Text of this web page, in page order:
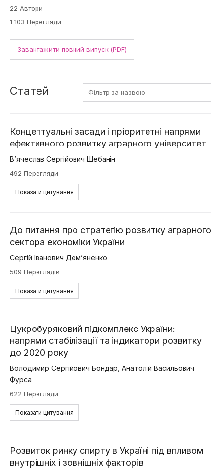
22 Автори
1 103 Перегляди
Завантажити повний випуск (PDF)
Статей
Концептуальні засади і пріоритетні напрями
ефективного розвитку аграрного університет
В’ячеслав Сергійович Шебанін
492 Перегляди
Показати цитування
До питання про стратегію розвитку аграрного
сектора економіки України
Сергій Іванович Дем’яненко
509 Переглядів
Показати цитування
Цукробуряковий підкомплекс України:
напрями стабілізації та індикатори розвитку
до 2020 року
Володимир Сергійович Бондар Анатолій Васильович
Фурса
622 Перегляди
Показати цитування
Розвиток ринку спирту в Україні під впливом
внутрішніх і зовнішніх факторів